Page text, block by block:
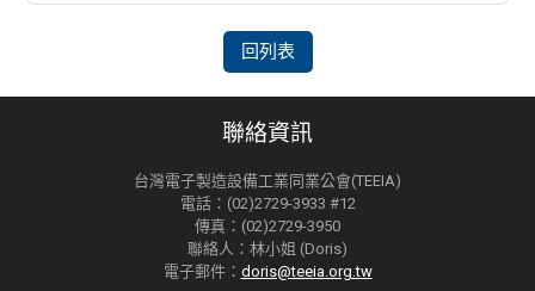
回列表
聯絡資訊
台灣電子製造設備工業同業公會(TEEIA)
電話：(02)2729-3933 #12
傳真：(02)2729-3950
聯絡人：林小姐 (Doris)
電子郵件： doris@teeia.org.tw